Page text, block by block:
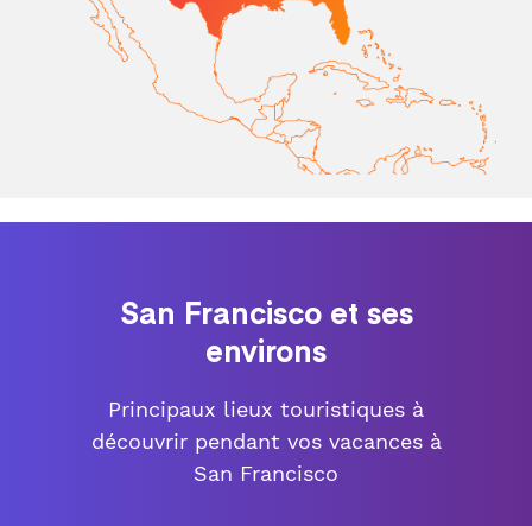
San Francisco et ses
environs
Principaux lieux touristiques à
découvrir pendant vos vacances à
San Francisco